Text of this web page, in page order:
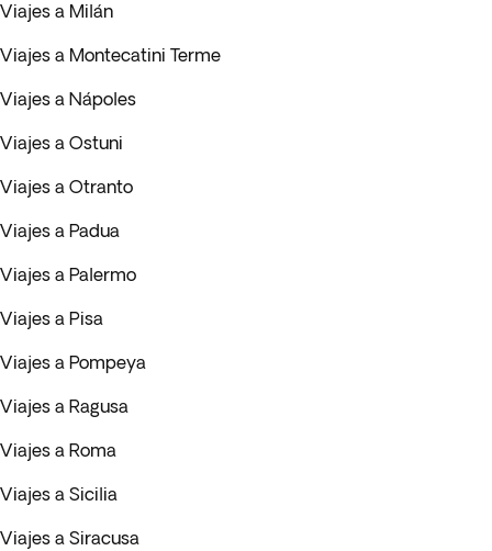
Viajes a Milán
Viajes a Montecatini Terme
Viajes a Nápoles
Viajes a Ostuni
Viajes a Otranto
Viajes a Padua
Viajes a Palermo
Viajes a Pisa
Viajes a Pompeya
Viajes a Ragusa
Viajes a Roma
Viajes a Sicilia
Viajes a Siracusa